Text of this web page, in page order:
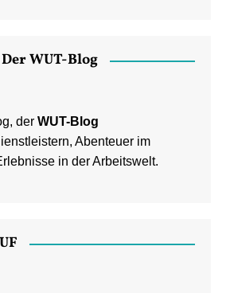
WUT-Blog
der WUT-Blog
Abenteuer im
in der Arbeitswelt.